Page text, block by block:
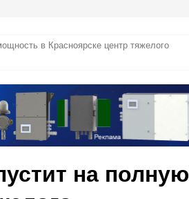
в Красноярске центр тяжелого
на полную